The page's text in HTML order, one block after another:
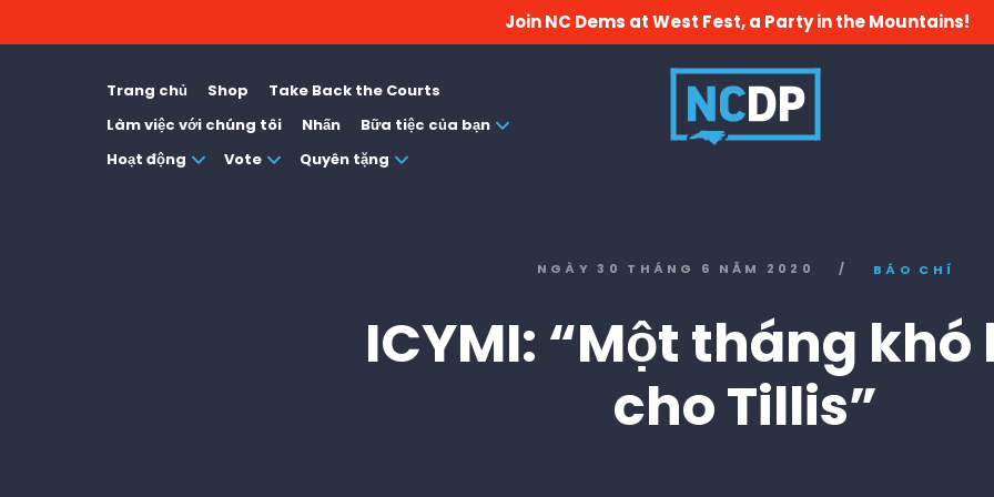
Join NC Dems at West Fest, a Party in the Mountains!
Trang chủ Shop
Take Back the Courts
Làm việc với chúng tôi
Nhấn
Bữa tiệc của bạn
Hoạt động
Vote Quyên tặng
NGÀY 30 THÁNG 6 NĂM 2020 / BÁO CHÍ
ICYMI: “Một tháng
cho Tillis”